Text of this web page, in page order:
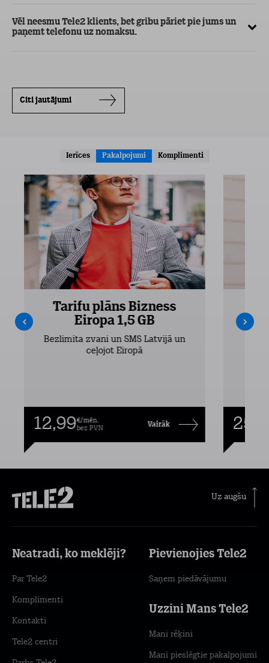
Vēl neesmu Tele2 klients, bet gribu pāriet pie jums un
paņemt telefonu uz nomaksu.
Citi jautājumi
Ierīces Pakalpojumi Komplimenti
Tarifu plāns Bizness
Eiropa 1,5 GB
Bezlimita zvani un SMS Latvijā un
ceļojot Eiropā
12,99€/mēn.
bez PVN
Vairāk
Uz augšu
Neatradi, ko meklēji?
Par Tele2
Komplimenti
Kontakti
Tele2 centri
Pievienojies Tele2
Saņem piedāvājumu
Uzzini Mans Tele2
Mani rēķini
Mani pieslēgtie pakalpojumi